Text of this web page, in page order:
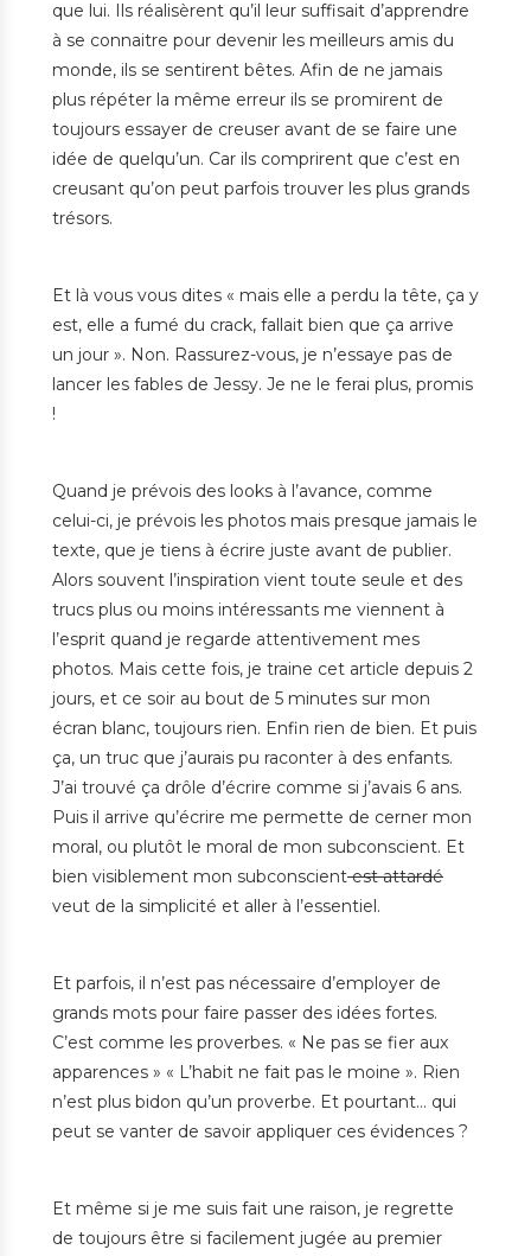
que lui. Ils réalisèrent qu’il leur suffisait d’apprendre
à se connaitre pour devenir les meilleurs amis du
monde, ils se sentirent bêtes. Afin de ne jamais
plus répéter la même erreur ils se promirent de
toujours essayer de creuser avant de se faire une
idée de quelqu’un. Car ils comprirent que c’est en
creusant qu’on peut parfois trouver les plus grands
trésors.
Et là vous vous dites « mais elle a perdu la tête, ça y
est, elle a fumé du crack, fallait bien que ça arrive
un jour ». Non. Rassurez-vous, je n’essaye pas de
lancer les fables de Jessy. Je ne le ferai plus, promis
!
Quand je prévois des looks à l’avance, comme
celui-ci, je prévois les photos mais presque jamais le
texte, que je tiens à écrire juste avant de publier.
Alors souvent l’inspiration vient toute seule et des
trucs plus ou moins intéressants me viennent à
l’esprit quand je regarde attentivement mes
photos. Mais cette fois, je traine cet article depuis 2
jours, et ce soir au bout de 5 minutes sur mon
écran blanc, toujours rien. Enfin rien de bien. Et puis
ça, un truc que j’aurais pu raconter à des enfants.
J’ai trouvé ça drôle d’écrire comme si j’avais 6 ans.
Puis il arrive qu’écrire me permette de cerner mon
moral, ou plutôt le moral de mon subconscient. Et
bien visiblement mon subconscientest attardé
veut de la simplicité et aller à l’essentiel.
Et parfois, il n’est pas nécessaire d’employer de
grands mots pour faire passer des idées fortes.
C’est comme les proverbes. « Ne pas se fier aux
apparences » « L’habit ne fait pas le moine ». Rien
n’est plus bidon qu’un proverbe. Et pourtant… qui
peut se vanter de savoir appliquer ces évidences ?
Et même si je me suis fait une raison, je regrette
de toujours être si facilement jugée au premier